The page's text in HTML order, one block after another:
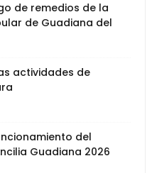
de remedios de la
de Guadiana del
actividades de
del
Guadiana 2026